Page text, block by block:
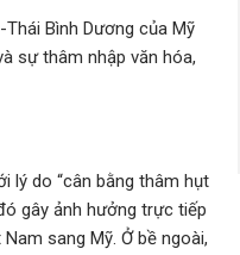
Bình Dương của Mỹ
sự thâm nhập văn hóa,
lý do “cân bằng thâm hụt
gây ảnh hưởng trực tiếp
sang Mỹ. Ở bề ngoài,